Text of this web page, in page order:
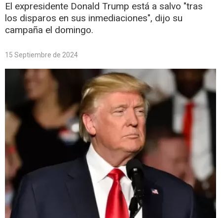
El expresidente Donald Trump está a salvo "tras
los disparos en sus inmediaciones", dijo su
campaña el domingo.
15 Septiembre de 2024